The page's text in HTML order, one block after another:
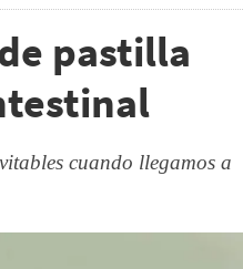
pastilla
cuando llegamos a